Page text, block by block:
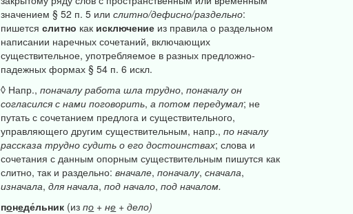
значением § 52 п. 5 илислитно/дефисно/раздельно:
пишетсяслитно как исключение из правила о раздельном
написании наречных сочетаний, включающих
существительное, употребляемое в разных предложно-
падежных формах § 54 п. 6 искл.
◊ Напр.,поначалу работа шла трудно,поначалу он
согласился с нами поговорить,а потом передумал; не
путать с сочетанием предлога и существительного,
управляющего другим существительным, напр.,по началу
рассказа трудно судить о его достоинствах; слова и
сочетания с данным опорным существительным пишутся как
слитно, так и раздельно:вначале,поначалу,сначала,
изначала,для начала,под начало,под началом.
понеде́льник (изпо + не + дело)